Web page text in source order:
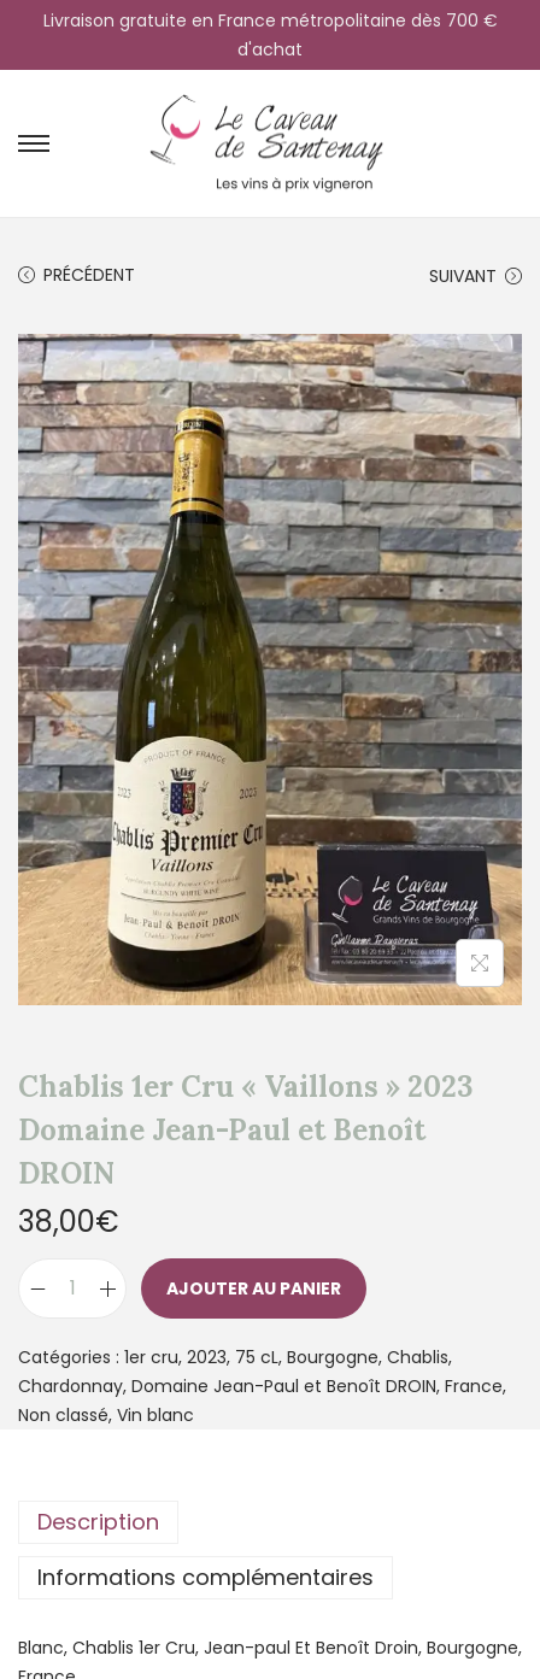
Livraison gratuite en France métropolitaine dès 700 €
d'achat
PRÉCÉDENT SUIVANT
Chablis 1er Cru « Vaillons » 2023
Domaine Jean-Paul et Benoît
DROIN
38,00€
AJOUTER AU PANIER
Catégories : 1er cru, 2023, 75 cL, Bourgogne, Chablis,
Chardonnay, Domaine Jean-Paul et Benoît DROIN, France,
Non classé, Vin blanc
Description
Informations complémentaires
Blanc, Chablis 1er Cru, Jean-paul Et Benoît Droin, Bourgogne,